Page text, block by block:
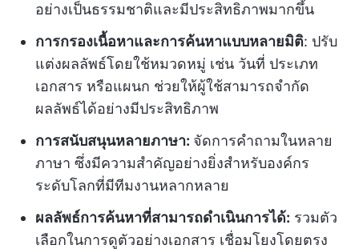
อย่างเป็นธรรมชาติและมีประสิทธิภาพมากขึ้น
การกรองเนื้อหาและการค้นหาแบบหลายมิติ: ปรับ
แต่งผลลัพธ์โดยใช้หมวดหมู่ เช่น วันที่ ประเภท
เอกสาร หรือแผนก ช่วยให้ผู้ใช้สามารถจำกัด
ผลลัพธ์ได้อย่างมีประสิทธิภาพ
การสนับสนุนหลายภาษา: จัดการคำถามในหลาย
ภาษา ซึ่งมีความสำคัญอย่างยิ่งสำหรับองค์กร
ระดับโลกที่มีทีมงานหลากหลาย
ผลลัพธ์การค้นหาที่สามารถดำเนินการได้: รวมตัว
เลือกในการดูตัวอย่างเอกสาร เชื่อมโยงโดยตรง